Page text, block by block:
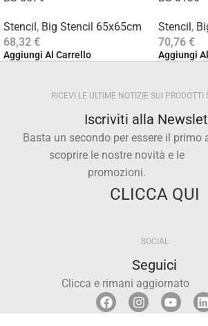
Stencil, Big Stencil 65x65cm
68,32 €
Aggiungi Al Carrello
Stencil,
70,76 €
Aggiungi
RICEVI LE ULTIME NOTIZIE SUI
Iscriviti alla
Basta un secondo per essere il primo
scoprire le nostre novità e le
promozioni.
CLICCA QUI
SOCIAL
Seguici
Clicca e rimani aggiornato